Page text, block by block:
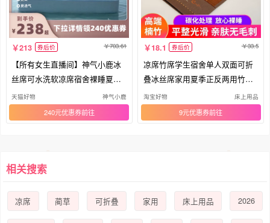
213 券后价 703.61
【所有女生直播间】神气小鹿冰
丝席可水洗软凉席宿舍裸睡夏季
床笠
天猫好物 神气小鹿
240元优惠券
18.1 券后价 33.5
凉席竹席学生宿舍单人双面可折
叠冰丝席家用夏季正反两用竹凉
席子
淘宝好物 床上用品
9元优惠券
相关搜索
凉席 蔺草 可折叠 家用 床上用品 2026